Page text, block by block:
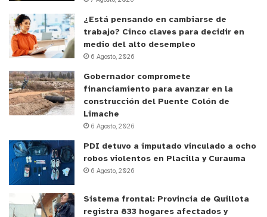
¿Está pensando en cambiarse de
trabajo? Cinco claves para decidir en
medio del alto desempleo
6 Agosto, 2026
Gobernador compromete
financiamiento para avanzar en la
construcción del Puente Colón de
Limache
6 Agosto, 2026
PDI detuvo a imputado vinculado a ocho
robos violentos en Placilla y Curauma
6 Agosto, 2026
Sistema frontal: Provincia de Quillota
registra 833 hogares afectados y